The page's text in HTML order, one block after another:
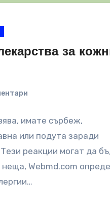
за
имате сърбеж,
или подута заради
реакции могат да
Webmd.com